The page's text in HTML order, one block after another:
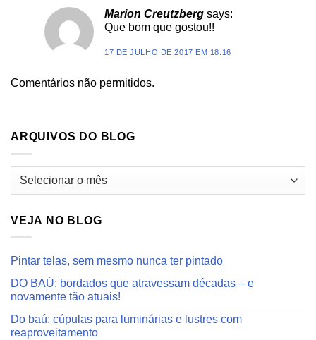
Marion Creutzberg says:
Que bom que gostou!!
17 DE JULHO DE 2017 EM 18:16
Comentários não permitidos.
ARQUIVOS DO BLOG
Arquivos
VEJA NO BLOG
Pintar telas, sem mesmo nunca ter pintado
DO BAÚ: bordados que atravessam décadas – e
novamente tão atuais!
Do baú: cúpulas para luminárias e lustres com
reaproveitamento